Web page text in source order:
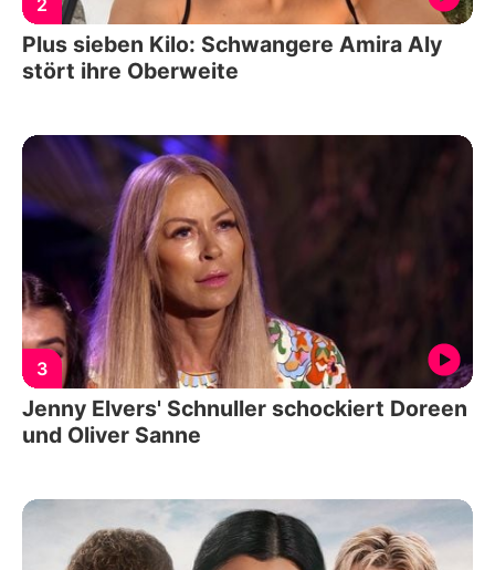
Plus sieben Kilo: Schwangere Amira Aly
stört ihre Oberweite
3
Jenny Elvers' Schnuller schockiert Doreen
und Oliver Sanne